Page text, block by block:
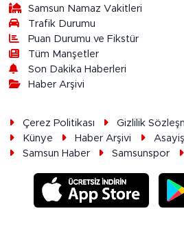
Samsun Namaz Vakitleri
Trafik Durumu
Puan Durumu ve Fikstür
Tüm Manşetler
Son Dakika Haberleri
Haber Arşivi
Çerez Politikası Gizlilik
Künye
Haber Arşivi Asayiş
Samsun Haber
Samsunspor